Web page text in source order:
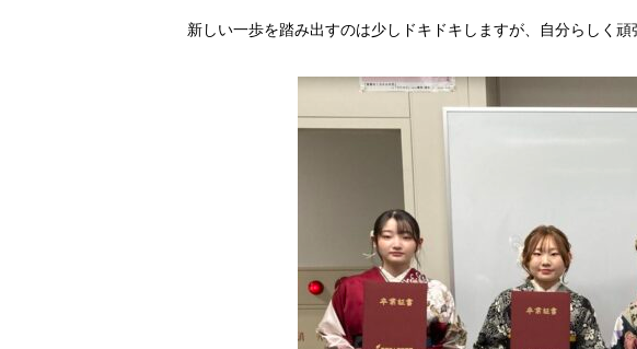
新しい一歩を踏み出すのは少しドキドキしますが、自分らしく頑